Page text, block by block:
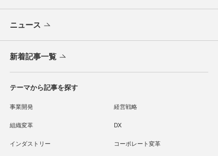
ニュース
新着記事一覧
テーマから記事を探す
事業開発 経営戦略
組織変革 DX
インダストリー コーポレート変革